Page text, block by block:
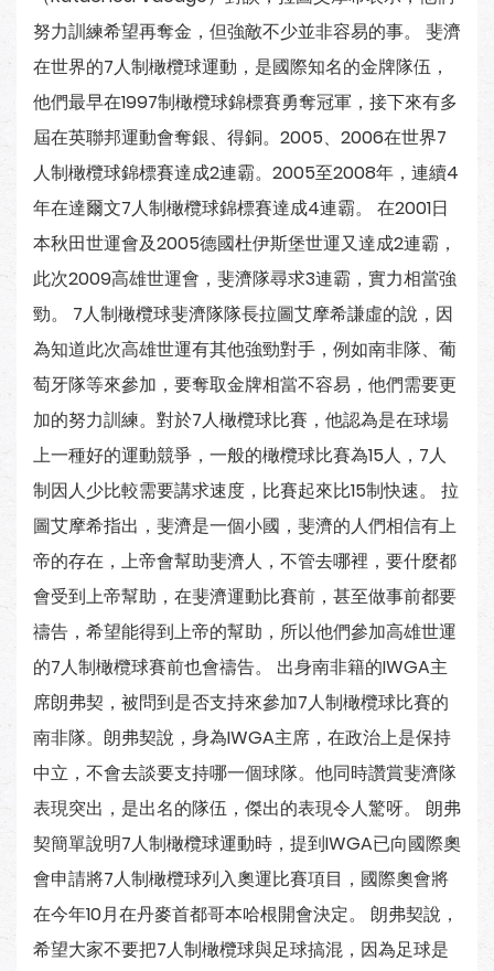
努力訓練希望再奪金，但強敵不少並非容易的事。 斐濟
在世界的7人制橄欖球運動，是國際知名的金牌隊伍，
他們最早在1997制橄欖球錦標賽勇奪冠軍，接下來有多
屆在英聯邦運動會奪銀、得銅。2005、2006在世界7
人制橄欖球錦標賽達成2連霸。2005至2008年，連續4
年在達爾文7人制橄欖球錦標賽達成4連霸。 在2001日
本秋田世運會及2005德國杜伊斯堡世運又達成2連霸，
此次2009高雄世運會，斐濟隊尋求3連霸，實力相當強
勁。 7人制橄欖球斐濟隊隊長拉圖艾摩希謙虛的說，因
為知道此次高雄世運有其他強勁對手，例如南非隊、葡
萄牙隊等來參加，要奪取金牌相當不容易，他們需要更
加的努力訓練。對於7人橄欖球比賽，他認為是在球場
上一種好的運動競爭，一般的橄欖球比賽為15人，7人
制因人少比較需要講求速度，比賽起來比15制快速。 拉
圖艾摩希指出，斐濟是一個小國，斐濟的人們相信有上
帝的存在，上帝會幫助斐濟人，不管去哪裡，要什麼都
會受到上帝幫助，在斐濟運動比賽前，甚至做事前都要
禱告，希望能得到上帝的幫助，所以他們參加高雄世運
的7人制橄欖球賽前也會禱告。 出身南非籍的IWGA主
席朗弗契，被問到是否支持來參加7人制橄欖球比賽的
南非隊。朗弗契說，身為IWGA主席，在政治上是保持
中立，不會去談要支持哪一個球隊。他同時讚賞斐濟隊
表現突出，是出名的隊伍，傑出的表現令人驚呀。 朗弗
契簡單說明7人制橄欖球運動時，提到IWGA已向國際奧
會申請將7人制橄欖球列入奧運比賽項目，國際奧會將
在今年10月在丹麥首都哥本哈根開會決定。 朗弗契說，
希望大家不要把7人制橄欖球與足球搞混，因為足球是